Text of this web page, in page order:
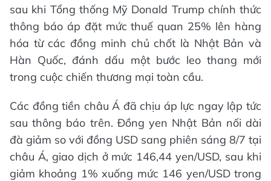
sau khi Tổng thống Mỹ Donald Trump chính thức
thông báo áp đặt mức thuế quan 25% lên hàng
hóa từ các đồng minh chủ chốt là Nhật Bản và
Hàn Quốc, đánh dấu một bước leo thang mới
trong cuộc chiến thương mại toàn cầu.
Các đồng tiền châu Á đã chịu áp lực ngay lập tức
sau thông báo trên. Đồng yen Nhật Bản nối dài
đà giảm so với đồng USD sang phiên sáng 8/7 tại
châu Á, giao dịch ở mức 146,44 yen/USD, sau khi
giảm khoảng 1% xuống mức 146 yen/USD trong